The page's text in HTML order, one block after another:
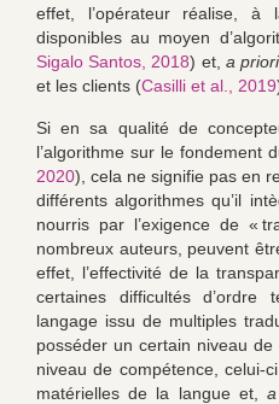
effet, l’opérateur réalise, à
disponibles au moyen
Sigalo Santos, 2018) et, a priori
et les clients (Casilli et al., 2019
Si en sa qualité de
l’algorithme sur le fondement
2020), cela ne signifie pas en
différents algorithmes qu’il
nourris par l’exigence de «
nombreux auteurs, peuvent
effet, l’effectivité de la
certaines difficultés d’ordre
langage issu de multiples
posséder un certain niveau
niveau de compétence, celui-
matérielles de la langue et,